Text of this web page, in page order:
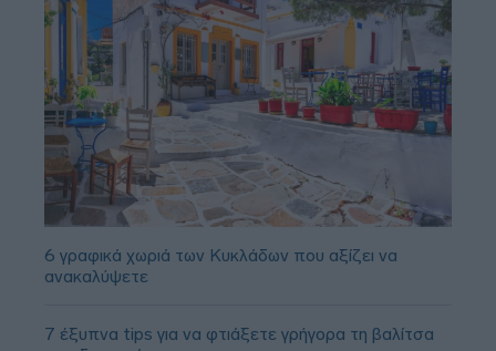
6 γραφικά χωριά των Κυκλάδων που αξίζει να
ανακαλύψετε
7 έξυπνα tips για να φτιάξετε γρήγορα τη βαλίτσα